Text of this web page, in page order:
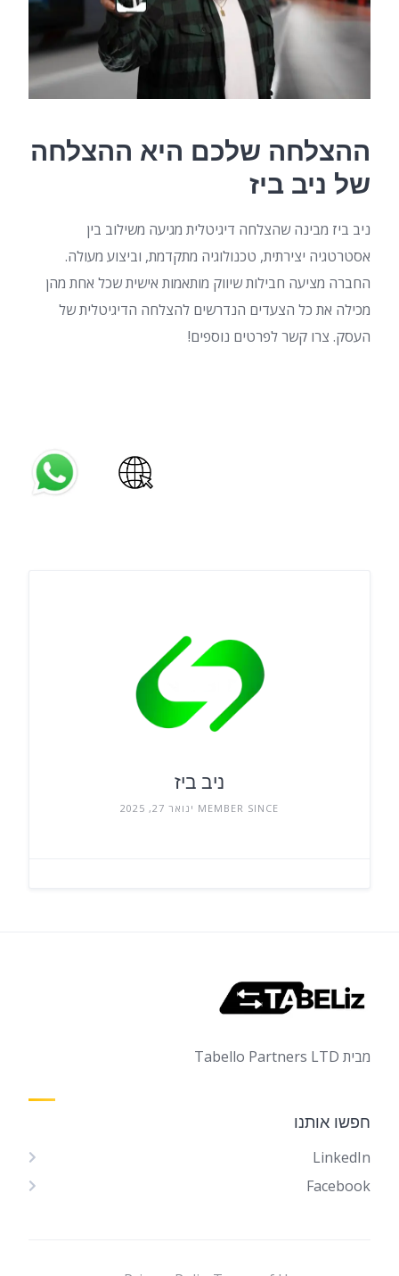
ההצלחה שלכם היא ההצלחה
של ניב ביז
ניב ביז מבינה שהצלחה דיגיטלית מגיעה משילוב בין
אסטרטגיה יצירתית, טכנולוגיה מתקדמת, וביצוע מעולה.
החברה מציעה חבילות שיווק מותאמות אישית שכל אחת מהן
מכילה את כל הצעדים הנדרשים להצלחה הדיגיטלית של
העסק. צרו קשר לפרטים נוספים!
ניב ביז
MEMBER SINCE ינואר 27, 2025
מבית Tabello Partners LTD
חפשו אותנו
LinkedIn
Facebook